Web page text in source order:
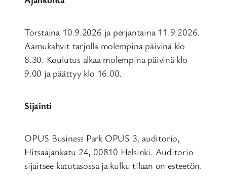
Torstaina 10.9.2026 ja perjantaina 11.9.2026.
Aamukahvit tarjolla molempina päivinä klo
8.30. Koulutus alkaa molempina päivinä klo
9.00 ja päättyy klo 16.00.
Sijainti
OPUS Business Park OPUS 3, auditorio,
Hitsaajankatu 24, 00810 Helsinki. Auditorio
sijaitsee katutasossa ja kulku tilaan on esteetön.